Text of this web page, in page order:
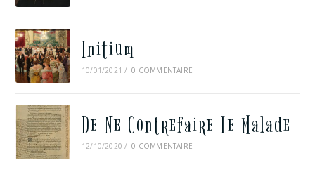
Initium
10/01/2021 / 0 COMMENTAIRE
De Ne Contrefaire Le Malade
12/10/2020 / 0 COMMENTAIRE